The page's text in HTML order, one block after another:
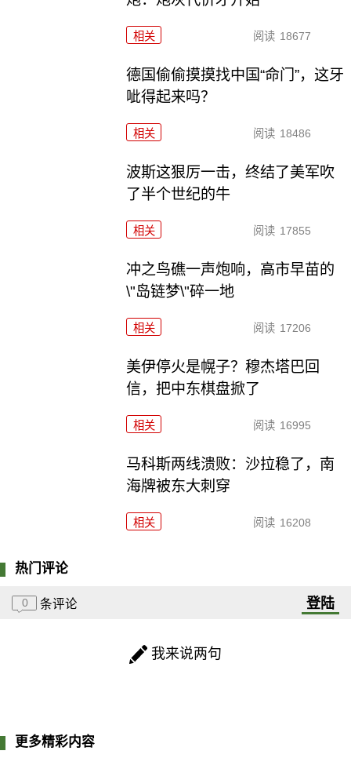
相关 阅读 18677
德国偷偷摸摸找中国“命门”，这牙
呲得起来吗？
相关 阅读 18486
波斯这狠厉一击，终结了美军吹
了半个世纪的牛
相关 阅读 17855
冲之鸟礁一声炮响，高市早苗的
\"岛链梦\"碎一地
相关 阅读 17206
美伊停火是幌子？穆杰塔巴回
信，把中东棋盘掀了
相关 阅读 16995
马科斯两线溃败：沙拉稳了，南
海牌被东大刺穿
相关 阅读 16208
热门评论
0 条评论 登陆
我来说两句
更多精彩内容